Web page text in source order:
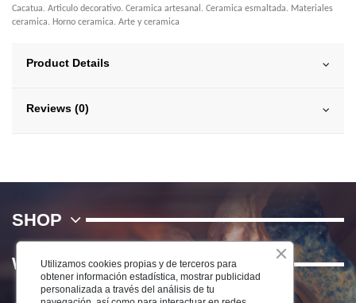
Cacatua. Articulo decorativo. Ceramica artesanal. Ceramica esmaltada. Materiales
ceramica. Horno ceramica. Arte y ceramica
Product Details
Reviews (0)
SHOP
WE
Utilizamos cookies propias y de terceros para
obtener información estadística, mostrar publicidad
personalizada a través del análisis de tu